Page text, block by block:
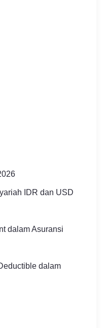
IDR dan USD
dalam Asuransi
dalam